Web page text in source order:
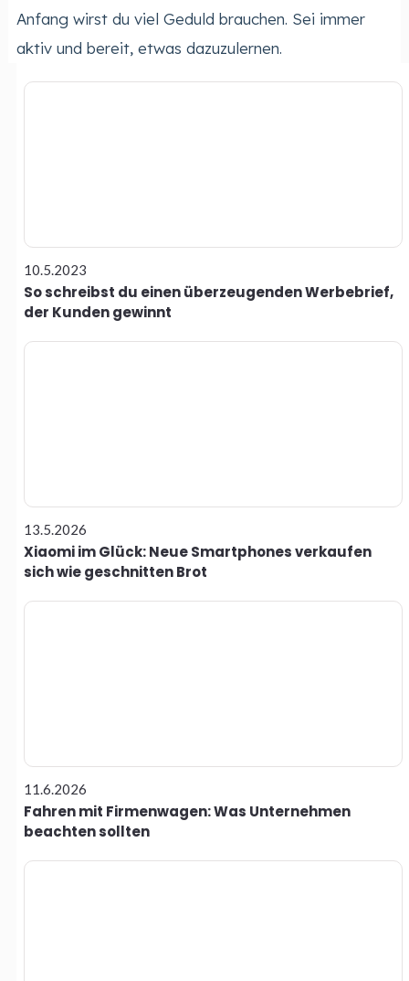
Anfang wirst du viel Geduld brauchen. Sei immer
aktiv und bereit, etwas dazuzulernen.
10.5.2023
So schreibst du einen überzeugenden Werbebrief,
der Kunden gewinnt
13.5.2026
Xiaomi im Glück: Neue Smartphones verkaufen
sich wie geschnitten Brot
11.6.2026
Fahren mit Firmenwagen: Was Unternehmen
beachten sollten